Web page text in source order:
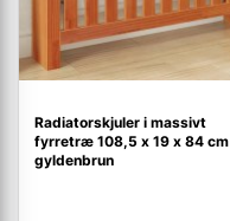
Radiatorskjuler i massivt
fyrretræ 108,5 x 19 x 84 cm
gyldenbrun